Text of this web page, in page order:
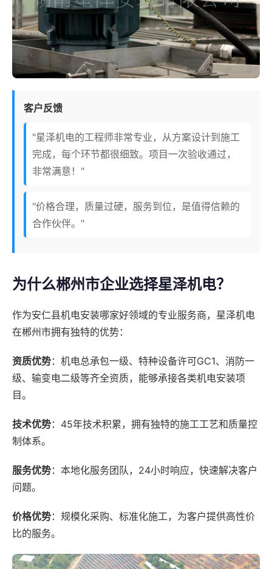
客户反馈
"星泽机电的工程师非常专业，从方案设计到施工
完成，每个环节都很细致。项目一次验收通过，
非常满意！"
"价格合理，质量过硬，服务到位，是值得信赖的
合作伙伴。"
为什么郴州市企业选择星泽机电？
作为安仁县机电安装哪家好领域的专业服务商，星泽机电
在郴州市拥有独特的优势：
资质优势：机电总承包一级、特种设备许可GC1、消防一
级、输变电二级等齐全资质，能够承接各类机电安装项
目。
技术优势：45年技术积累，拥有独特的施工工艺和质量控
制体系。
服务优势：本地化服务团队，24小时响应，快速解决客户
问题。
价格优势：规模化采购、标准化施工，为客户提供高性价
比的服务。